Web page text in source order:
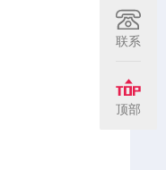
联系
顶部